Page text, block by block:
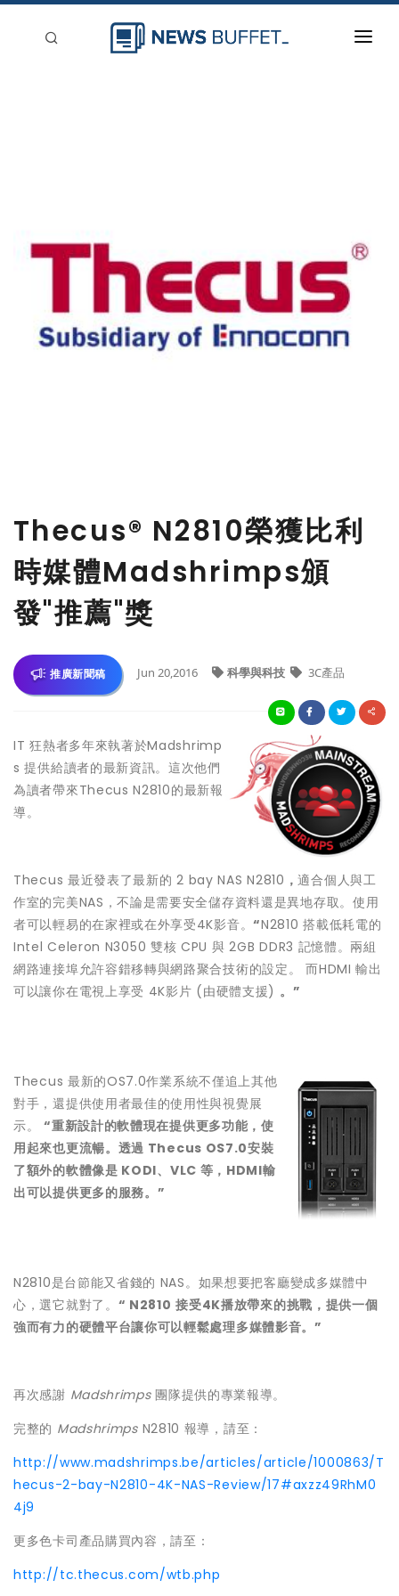
Thecus® N2810榮獲比利
時媒體Madshrimps頒
發"推薦"獎
推廣新聞稿 Jun 20,2016 科學與科技 3C產品
IT 狂熱者多年來執著於Madshrimp
s 提供給讀者的最新資訊。這次他們
為讀者帶來Thecus N2810的最新報
導。
Thecus 最近發表了最新的 2 bay NAS N2810 ，適合個人與工
作室的完美NAS，不論是需要安全儲存資料還是異地存取。使用
者可以輕易的在家裡或在外享受4K影音。“N2810 搭載低耗電的
Intel Celeron N3050 雙核 CPU 與 2GB DDR3 記憶體。兩組
網路連接埠允許容錯移轉與網路聚合技術的設定。 而HDMI 輸出
可以讓你在電視上享受 4K影片 (由硬體支援) 。 ”
Thecus 最新的OS7.0作業系統不僅追上其他
對手，還提供使用者最佳的使用性與視覺展
示。“重新設計的軟體現在提供更多功能 ，使
用起來也更流暢。透過 Thecus OS7.0安裝
了額外的軟體像是 KODI、 VLC 等 ， HDMI輸
出可以提供更多的服務。 ”
N2810是台節能又省錢的 NAS。如果想要把客廳變成多媒體中
心，選它就對了。 “ N2810 接受4K播放帶來的挑戰 ， 提供一個
強而有力的硬體平台讓你可以輕鬆處理多媒體影音。”
再次感謝 Madshrimps團隊提供的專業報導。
完整的 MadshrimpsN2810 報導，請至：
http://www.madshrimps.be/articles/article/1000863/T
hecus-2-bay-N2810-4K-NAS-Review/17#axzz49RhM0
4j9
更多色卡司產品購買內容，請至：
http://tc.thecus.com/wtb.php